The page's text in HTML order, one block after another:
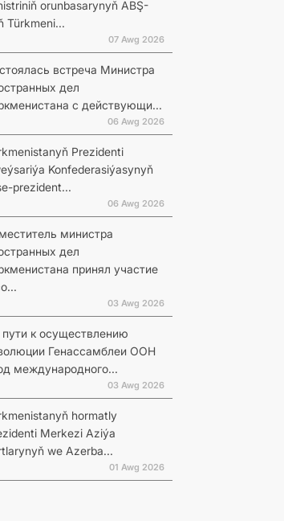
orunbasarynyň ABŞ-
Türkmeni...
07 Awg 2026
встреча Министра
дел
с действующи...
06 Awg 2026
Prezidenti
Konfederasiýasynyň
prezident...
06 Awg 2026
министра
дел
принял участие
03 Awg 2026
к осуществлению
Генассамблеи ООН
международного...
03 Awg 2026
hormatly
Merkezi Aziýa
we Azerba...
01 Awg 2026